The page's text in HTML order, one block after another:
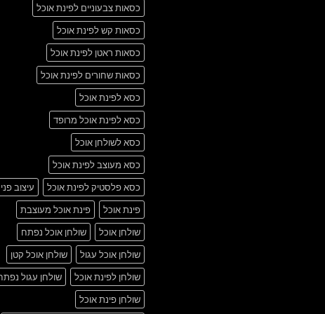
כסאות צבעוניים לפינת אוכל
כסאות קש לפינת אוכל
כסאות ראטן לפינת אוכל
כסאות שחורים לפינת אוכל
כסא לפינת אוכל
כסא לפינת אוכל מרופד
כסא לשולחן אוכל
כסא מעוצב לפינת אוכל
כסא פלסטיק לפינת אוכל
עיצוב
פינת אוכל
פינת אוכל מעוצבת
שולחן אוכל
שולחן אוכל נפתח
שולחן אוכל עגול
שולחן אוכל קטן
שולחן לפינת אוכל
שולחן עגול
שולחן פינת אוכל